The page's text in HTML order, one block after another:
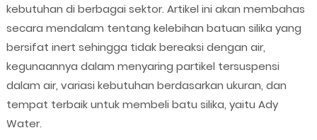
kebutuhan di berbagai sektor. Artikel ini akan membahas
secara mendalam tentang kelebihan batuan silika yang
bersifat inert sehingga tidak bereaksi dengan air,
kegunaannya dalam menyaring partikel tersuspensi
dalam air, variasi kebutuhan berdasarkan ukuran, dan
tempat terbaik untuk membeli batu silika, yaitu Ady
Water.